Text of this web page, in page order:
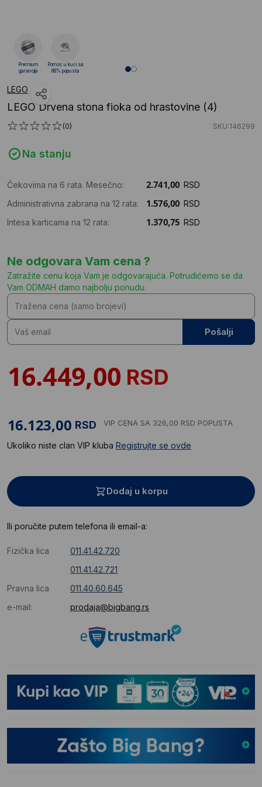
LEGO
LEGO Drvena stona fioka od hrastovine (4)
(0) SKU:146299
Na stanju
Čekovima na 6 rata. Mesečno:
RSD
Administrativna zabrana na 12 rata:
RSD
Intesa karticama na 12 rata:
RSD
Ne odgovara Vam cena ?
Zatražite cenu koja Vam je odgovarajuća. Potrudićemo se da
Vam ODMAH damo najbolju ponudu.
Pošalji
RSD
RSD VIP CENA SA 326,00 RSD POPUSTA
Ukoliko niste clan VIP kluba Registrujte se ovde
Dodaj u korpu
Ili poručite putem telefona ili email-a:
Fizička lica
011.41.42.720
011.41.42.721
Pravna lica
011.40.60.645
e-mail:
prodaja@bigbang.rs
Premium
garancija
Pomoć u kući sa
88% popusta